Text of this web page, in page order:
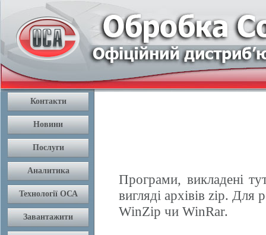
Програми, викладені
вигляді архівів zip. Для
WinZip чи WinRar.